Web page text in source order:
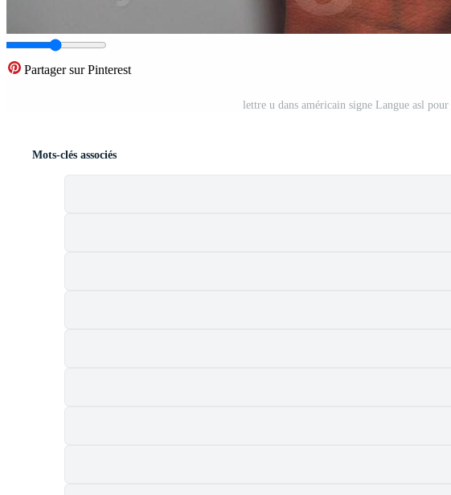
Partager sur Pinterest
lettre u dans américain signe Langue asl
Mots-clés associés